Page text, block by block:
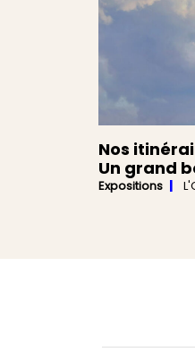
Nos
Un grand
Expositions